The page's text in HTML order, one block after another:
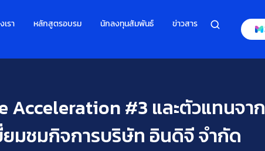
รา หลักสูตรอบรม นักลงทุนสัมพันธ์ ข่าวสาร
Acceleration #3 และตัวแทนจาก
มชมกิจการบริษัท อินดิจี จำกัด